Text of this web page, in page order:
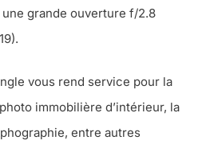
grande ouverture f/2.8
vous rend service pour la
immobilière d’intérieur, la
entre autres